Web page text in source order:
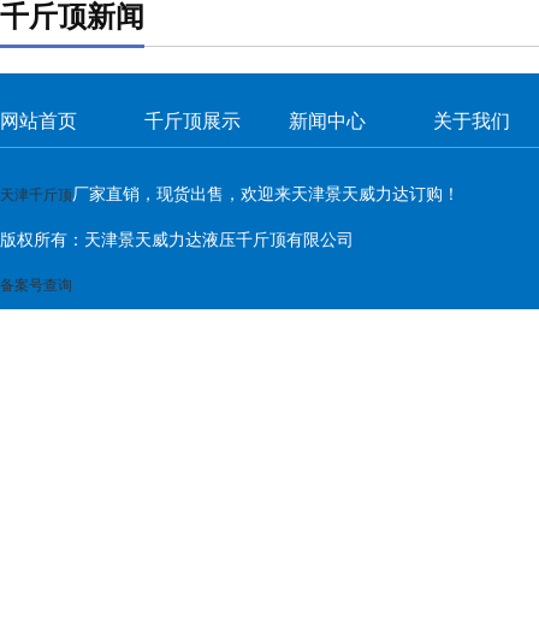
千斤顶新闻
网站首页 千斤顶展示 新闻中心 关于我们
天津千斤顶厂家直销，现货出售，欢迎来天津景天威力达订购！
版权所有：天津景天威力达液压千斤顶有限公司
备案号查询